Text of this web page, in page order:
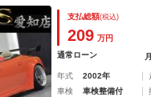
アーティシャンフロン
イボリー革シート コン
支払総額(税込)
209 万円
通常ローン
年式 2002年
車検
車検整備付